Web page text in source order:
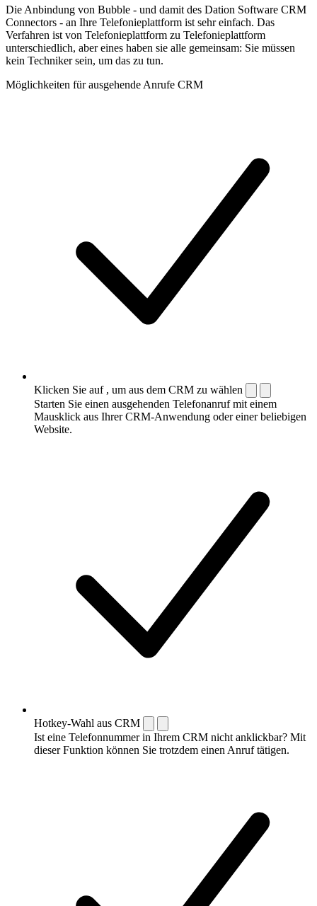
Die Anbindung von Bubble - und damit des Dation Software CRM
Connectors - an Ihre Telefonieplattform ist sehr einfach. Das
Verfahren ist von Telefonieplattform zu Telefonieplattform
unterschiedlich, aber eines haben sie alle gemeinsam: Sie müssen
kein Techniker sein, um das zu tun.
Möglichkeiten für ausgehende Anrufe CRM
Klicken Sie auf , um aus dem CRM zu wählen
Starten Sie einen ausgehenden Telefonanruf mit einem
Mausklick aus Ihrer CRM-Anwendung oder einer beliebigen
Website.
Hotkey-Wahl aus CRM
Ist eine Telefonnummer in Ihrem CRM nicht anklickbar? Mit
dieser Funktion können Sie trotzdem einen Anruf tätigen.